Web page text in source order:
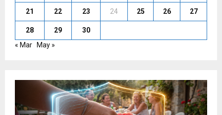
21 22 23 24 25 26 27
28 29
30
« Mar
May »